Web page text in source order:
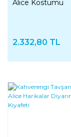
Alice Kostümü
2.332,80 TL